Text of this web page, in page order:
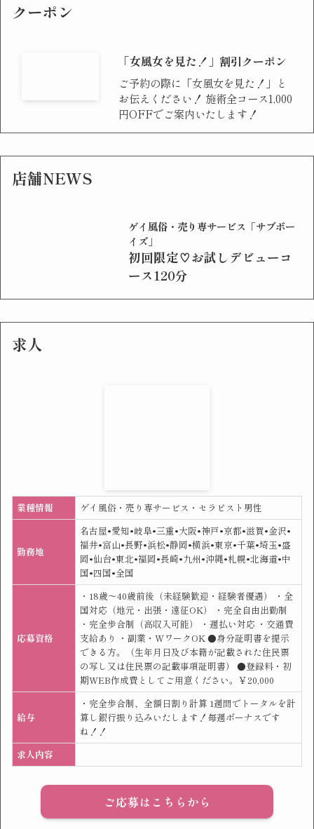
クーポン
「女風女を見た！」割引クーポン
ご予約の際に「女風女を見た！」と
お伝えください！ 施術全コース1,000
円OFFでご案内いたします！
店舗NEWS
ゲイ風俗・売り専サービス「サブボー
イズ」
初回限定♡お試しデビューコ
ース120分
求人
業種情報 ゲイ風俗・売り専サービス・セラピスト男性
勤務地
名古屋•愛知•岐阜•三重•大阪•神戸•京都•滋賀•金沢•
福井•富山•長野•浜松•静岡•横浜•東京•千葉•埼玉•盛
岡•仙台•東北•福岡•長崎•九州•沖縄•札幌•北海道•中
国•四国•全国
応募資格
・18歳〜40歳前後（未経験歓迎・経験者優遇） ・全
国対応（地元・出張・遠征OK） ・完全自由出勤制
・完全歩合制（高収入可能） ・週払い対応 ・交通費
支給あり ・副業・WワークOK ●身分証明書を提示
できる方。（生年月日及び本籍が記載された住民票
の写し又は住民票の記載事項証明書） ●登録料・初
期WEB作成費としてご用意ください。￥20,000
給与
・完全歩合制、全額日割り計算 1週間でトータルを計
算し銀行振り込みいたします！毎週ボーナスです
ね！！
求人内容
ご応募はこちらから